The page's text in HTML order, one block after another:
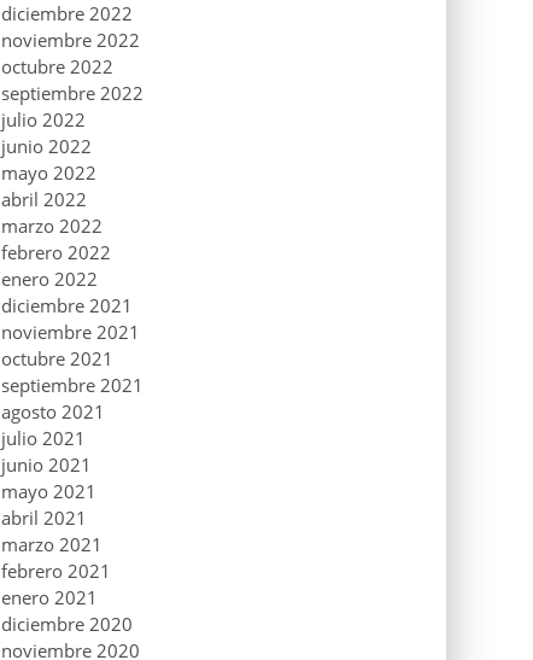
diciembre 2022
noviembre 2022
octubre 2022
septiembre 2022
julio 2022
junio 2022
mayo 2022
abril 2022
marzo 2022
febrero 2022
enero 2022
diciembre 2021
noviembre 2021
octubre 2021
septiembre 2021
agosto 2021
julio 2021
junio 2021
mayo 2021
abril 2021
marzo 2021
febrero 2021
enero 2021
diciembre 2020
noviembre 2020